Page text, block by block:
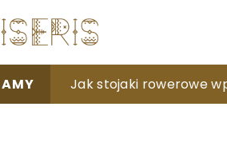
Niezapomniane
Jak stojaki rowerowe
Jak zabiegi